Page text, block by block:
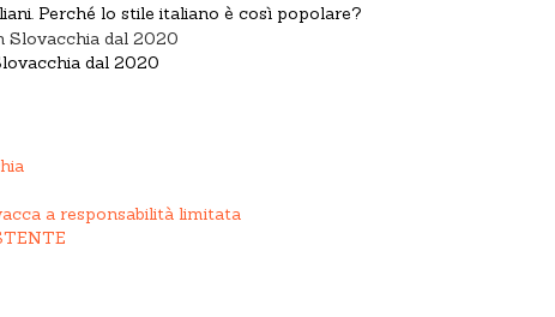
Perché lo stile italiano è così popolare?
dal 2020
a responsabilità limitata